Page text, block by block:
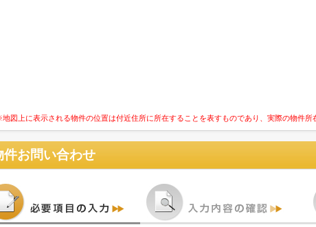
図上に表示される物件の位置は付近住所に所在することを表すものであり、実際の物件所
件お問い合わせ